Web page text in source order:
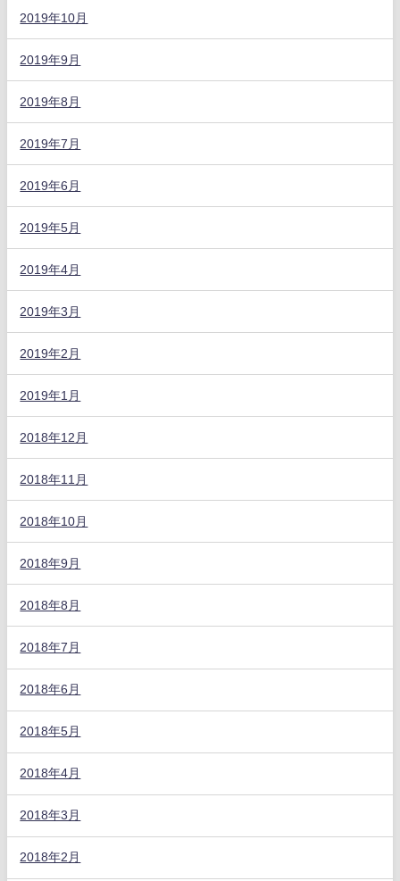
2019年10月
2019年9月
2019年8月
2019年7月
2019年6月
2019年5月
2019年4月
2019年3月
2019年2月
2019年1月
2018年12月
2018年11月
2018年10月
2018年9月
2018年8月
2018年7月
2018年6月
2018年5月
2018年4月
2018年3月
2018年2月